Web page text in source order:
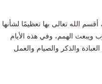
الله تعالى بها تعظيمًا لشأنها
ويبعث الهمم، وفي هذه الأيام
والذكر والصيام والعمل